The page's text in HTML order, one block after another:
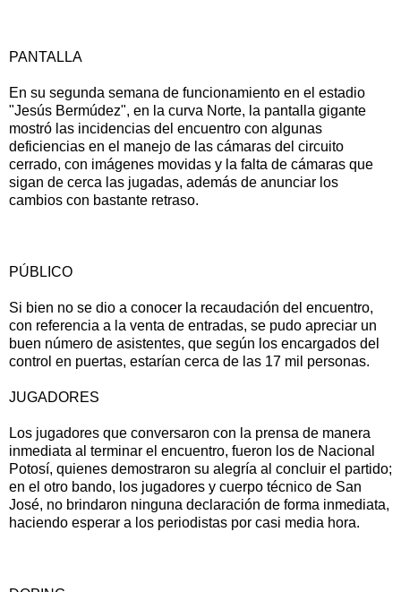
PANTALLA
En su segunda semana de funcionamiento en el estadio
"Jesús Bermúdez", en la curva Norte, la pantalla gigante
mostró las incidencias del encuentro con algunas
deficiencias en el manejo de las cámaras del circuito
cerrado, con imágenes movidas y la falta de cámaras que
sigan de cerca las jugadas, además de anunciar los
cambios con bastante retraso.
PÚBLICO
Si bien no se dio a conocer la recaudación del encuentro,
con referencia a la venta de entradas, se pudo apreciar un
buen número de asistentes, que según los encargados del
control en puertas, estarían cerca de las 17 mil personas.
JUGADORES
Los jugadores que conversaron con la prensa de manera
inmediata al terminar el encuentro, fueron los de Nacional
Potosí, quienes demostraron su alegría al concluir el partido;
en el otro bando, los jugadores y cuerpo técnico de San
José, no brindaron ninguna declaración de forma inmediata,
haciendo esperar a los periodistas por casi media hora.